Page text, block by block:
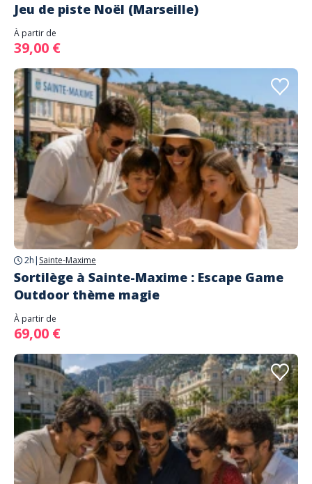
Jeu de piste Noël (Marseille)
À partir de
39,00 €
2h | Sainte-Maxime
Sortilège à Sainte-Maxime : Escape Game
Outdoor thème magie
À partir de
69,00 €